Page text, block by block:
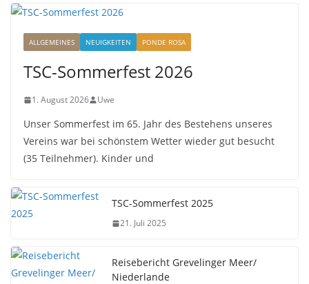
ALLGEMEINES NEUIGKEITEN PONDE ROSA
TSC-Sommerfest 2026
1. August 2026 Uwe
Unser Sommerfest im 65. Jahr des Bestehens unseres
Vereins war bei schönstem Wetter wieder gut besucht
(35 Teilnehmer). Kinder und
TSC-Sommerfest 2025
21. Juli 2025
Reisebericht Grevelinger Meer/
Niederlande